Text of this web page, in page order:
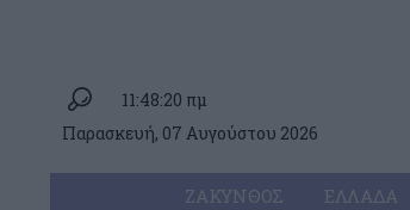
11:48:20 πμ
Παρασκευή, 07 Αυγούστου 2026
ΖΆΚΥΝΘΟΣ ΕΛΛΆΔΑ